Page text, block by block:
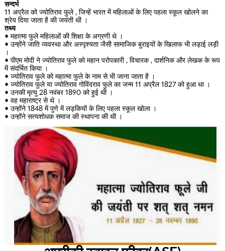
सन्दर्भ
11 अप्रैल को ज्योतिराव फुले , जिन्हें भारत में महिलाओं के लिए पहला स्कूल खोलने का
श्रेय दिया जाता है की जयंती थी ।
तथ्य
• महात्मा फुले महिलाओं की शिक्षा के अग्रणी थे ।
• उन्होंने जाति व्यवस्था और अस्पृश्यता जैसी सामाजिक बुराइयों के खिलाफ भी लड़ाई लड़ी
।
• पीएम मोदी ने ज्योतिराव फुले को महान परोपकारी , विचारक , दार्शनिक और लेखक के रूप
में संदर्भित किया ।
• ज्योतिराव फुले को महात्मा फुले के नाम से भी जाना जाता है ।
• ज्योतिराव फुले या ज्योतिराव गोविंदराव फुले का जन्म 11 अप्रैल 1827 को हुआ था ।
• उनकी मृत्यु 28 नवंबर 1890 को हुई थी ।
• वह महाराष्ट्र से थे ।
• उन्होंने 1848 में पुणे में लड़कियों के लिए पहला स्कूल खोला ।
• उन्होंने सत्यशोधक समाज की स्थापना की थी ।